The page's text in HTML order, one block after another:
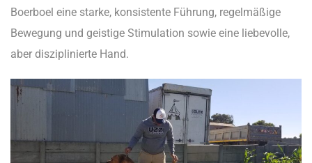
Boerboel eine starke, konsistente Führung, regelmäßige
Bewegung und geistige Stimulation sowie eine liebevolle,
aber disziplinierte Hand.